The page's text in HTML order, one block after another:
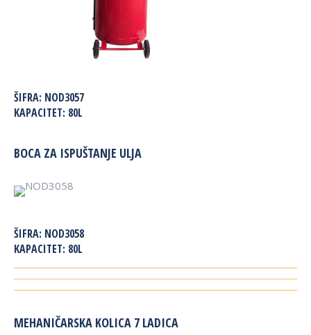
ŠIFRA: NOD3057
KAPACITET: 80L
BOCA ZA ISPUŠTANJE ULJA
ŠIFRA: NOD3058
KAPACITET: 80L
MEHANIČARSKA KOLICA 7 LADICA